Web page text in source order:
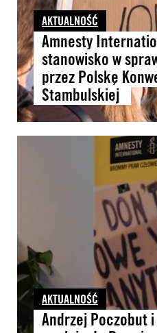
AKTUALNOŚĆ
Amnesty
stanowisko w
przez Polskę
Stambulskiej
AKTUALNOŚĆ
Andrzej Poczobut